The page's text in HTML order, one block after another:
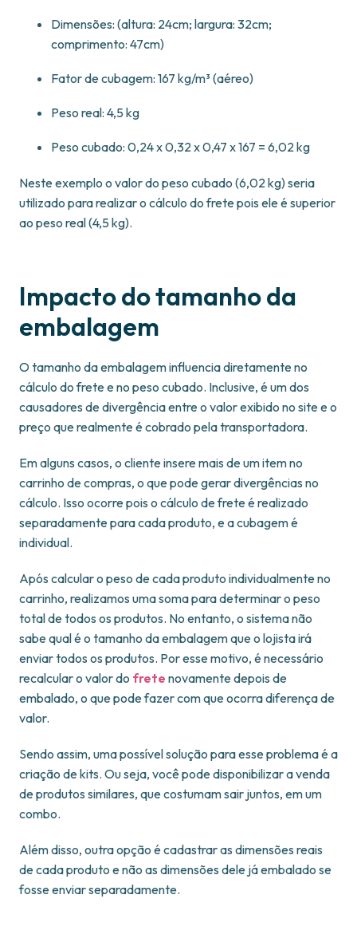
Dimensões: (altura: 24cm; largura: 32cm;
comprimento: 47cm)
Fator de cubagem: 167 kg/m³ (aéreo)
Peso real: 4,5 kg
Peso cubado: 0,24 x 0,32 x 0,47 x 167 = 6,02 kg
Neste exemplo o valor do peso cubado (6,02 kg) seria
utilizado para realizar o cálculo do frete pois ele é superior
ao peso real (4,5 kg).
Impacto do tamanho da
embalagem
O tamanho da embalagem influencia diretamente no
cálculo do frete e no peso cubado. Inclusive, é um dos
causadores de divergência entre o valor exibido no site e o
preço que realmente é cobrado pela transportadora.
Em alguns casos, o cliente insere mais de um item no
carrinho de compras, o que pode gerar divergências no
cálculo. Isso ocorre pois o cálculo de frete é realizado
separadamente para cada produto, e a cubagem é
individual.
Após calcular o peso de cada produto individualmente no
carrinho, realizamos uma soma para determinar o peso
total de todos os produtos. No entanto, o sistema não
sabe qual é o tamanho da embalagem que o lojista irá
enviar todos os produtos. Por esse motivo, é necessário
recalcular o valor do frete novamente depois de
embalado, o que pode fazer com que ocorra diferença de
valor.
Sendo assim, uma possível solução para esse problema é a
criação de kits. Ou seja, você pode disponibilizar a venda
de produtos similares, que costumam sair juntos, em um
combo.
Além disso, outra opção é cadastrar as dimensões reais
de cada produto e não as dimensões dele já embalado se
fosse enviar separadamente.